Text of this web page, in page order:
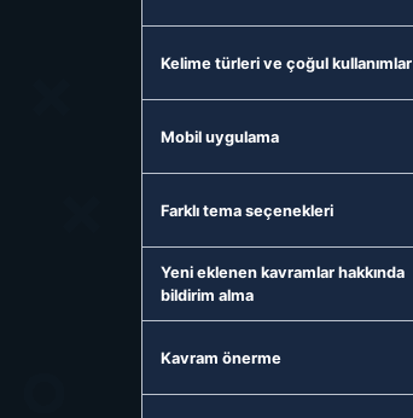
Kelime türleri ve çoğul kullanımlar
Mobil uygulama
Farklı tema seçenekleri
Yeni eklenen kavramlar hakkında
bildirim alma
Kavram önerme